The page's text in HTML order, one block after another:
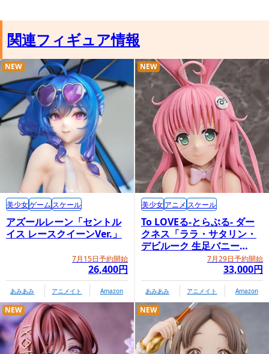
関連フィギュア情報
アズールレーン「セントル
イス レースクイーンVer.」
7月15日予約開始
26,400円
NEW
美少女ゲーム スケール
あみあみ アニメイト Amazon
To LOVEる-とらぶる- ダー
クネス「ララ・サタリン・
デビルーク 生足バニー
7月29日予約開始
33,000円
NEW
美少女アニメ スケール
あみあみ アニメイト Amazon
NEW NEW